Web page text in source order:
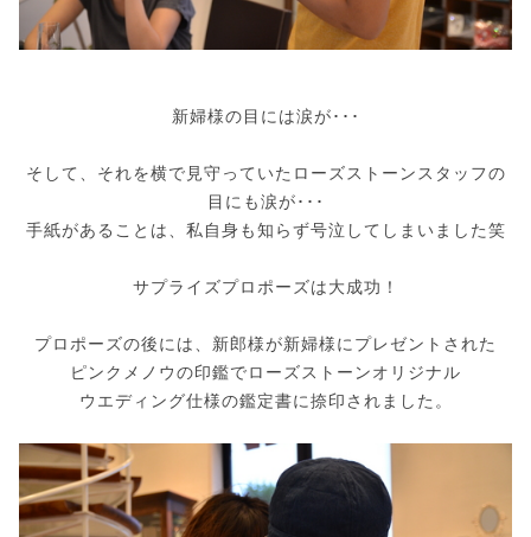
新婦様の目には涙が･･･
そして、それを横で見守っていたローズストーンスタッフの
目にも涙が･･･
手紙があることは、私自身も知らず号泣してしまいました笑
サプライズプロポーズは大成功！
プロポーズの後には、新郎様が新婦様にプレゼントされた
ピンクメノウの印鑑でローズストーンオリジナル
ウエディング仕様の鑑定書に捺印されました。